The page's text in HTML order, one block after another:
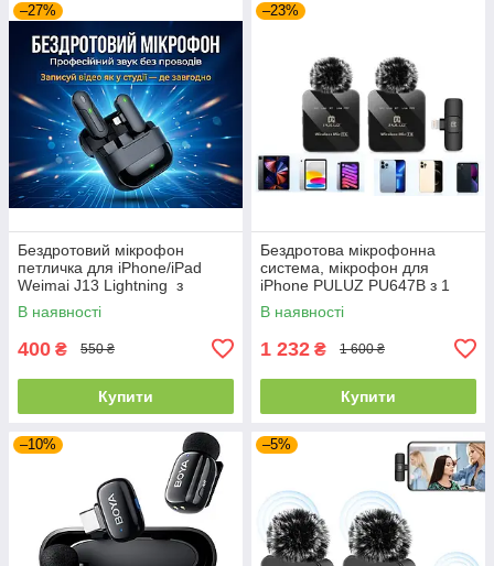
–27%
Бездротовий мікрофон
петличка для iPhone/iPad
Weimai J13 Lightning з
зарядним кейсом Black
В наявності
400 ₴ 550 ₴
Купити
–23%
Бездротова мікрофонна
система, мікрофон для
iPhone PULUZ PU647B з 1
приймачем і 2 передавачами
В наявності
1 232 ₴ 1 600 ₴
Купити
–10% –5%